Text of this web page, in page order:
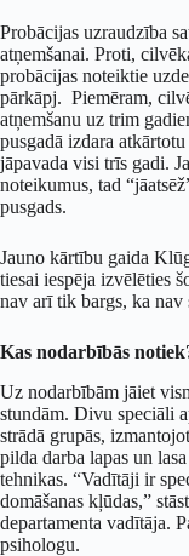
Probācijas uzraudzība
atņemšanai. Proti,
probācijas noteiktie
pārkāpj. Piemēram,
atņemšanu uz trim
pusgadā izdara
jāpavada visi trīs gadi.
noteikumus, tad
pusgads.
Jauno kārtību gaida
tiesai iespēja izvēlēties
nav arī tik bargs, ka nav
Kas nodarbībās
Uz nodarbībām jāiet
stundām. Divu speciāli
strādā grupās,
pilda darba lapas un
tehnikas. “Vadītāji ir
domāšanas kļūdas,”
departamenta vadītāja.
psihologu.